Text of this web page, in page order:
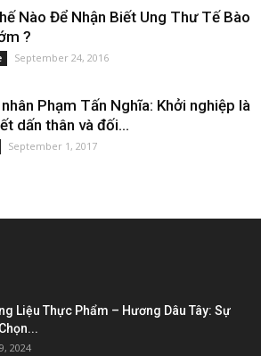
Nào Để Nhận Biết Ung Thư Tế Bào
?
September 24, 2016
Phạm Tấn Nghĩa: Khởi nghiệp là
dấn thân và đối...
September 1, 2017
Liệu Thực Phẩm – Hương Dâu Tây: Sự
2024